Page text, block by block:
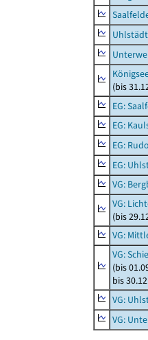
(bis
EG:
EG:
EG:
EG:
VG:
VG:
(bis
VG:
VG:
(bis
bis
VG:
VG: